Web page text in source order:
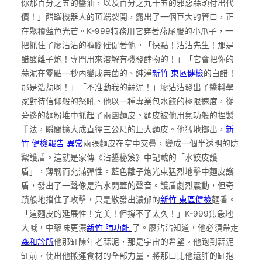
你那百分之五的醬油，以及百分之九十五的邪惡蒜頭付出代
價！」醋罐機器人的頂端裂開，露出了一個巨大的管口，正
在聚積藍色光芒。K-999特務用它穿著燕尾服的小爪子，一
把抓住了廖沾沾的褲腳催促著他。「快點！沾沾先生！那是
醋酸離子炮！專門用來溶解有機發酵物的！」「它會把你的
蒜泥在零點一秒內變成無菌的、純淨新竹 東區健檢的白醋！
那是浩劫啊！」「不准動我的蒜泥！」廖沾沾發出了醬料學
家對待信仰般的怒吼。他以一種專業包水餃的極限速度，從
旁邊的麵粉堆中抓起了兩團麵皮。麵皮被他用氣功般的捏製
手法，瞬間擴大成直徑三公尺的巨大麵皮。他猛地擲出， 新
竹 健檢報告 異常兩張麵皮在空中交疊，變成一個半透明的防
禦護盾。這就是家傳《沾醬秘笈》中記載的「水餃皮護
盾」，薄韌而充滿彈性。藍色離子炮光束猛烈地擊中麵皮護
盾，發出了一聲像是汽水開蓋的聲音。護盾劇烈震動，但奇
蹟般地擋住了攻擊，只是散發出濃郁的新竹 東區健檢麵香。
「這麵皮的延展性！完美！但撐不了太久！」K-999焦急地
大喊，中藥味更濃新竹 肺功能 了。廖沾沾知道，他必須帶走
森和診所他那缸陳年老蒜泥，那是宇宙的希望。他跑到蒜泥
缸前，使出他搬運食材的全部力量，將那口比他還胖的缸抱